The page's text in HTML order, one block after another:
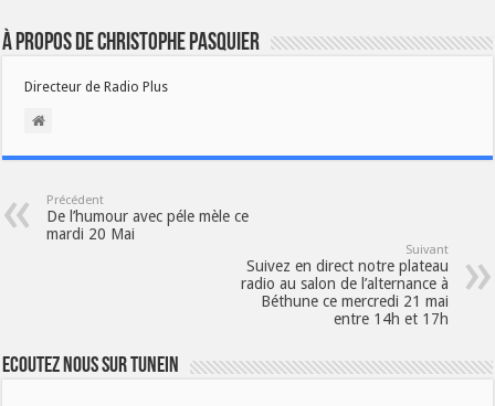
À propos de Christophe PASQUIER
Directeur de Radio Plus
Précédent
De l’humour avec péle mèle ce
mardi 20 Mai
Suivant
Suivez en direct notre plateau
radio au salon de l’alternance à
Béthune ce mercredi 21 mai
entre 14h et 17h
Ecoutez nous sur TuneIn